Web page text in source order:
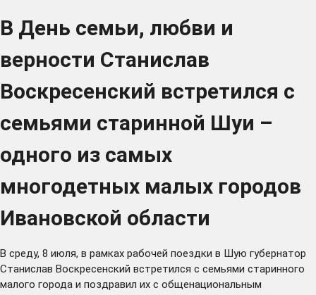
В День семьи, любви и
верности Станислав
Воскресенский встретился с
семьями старинной Шуи –
одного из самых
многодетных малых городов
Ивановской области
В среду, 8 июля, в рамках рабочей поездки в Шую губернатор
Станислав Воскресенский встретился с семьями старинного
малого города и поздравил их с общенациональным